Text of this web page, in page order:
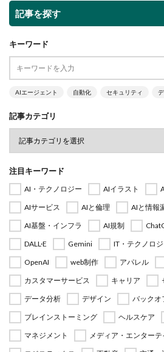
記事を探す
キーワード
AIエージェント 自動化 セキュリティ
記事カテゴリ
注目キーワード
AI・テクノロジー AIイラスト
AIサービス
AIと倫理 AIと情報
AI基盤・インフラ
AI規制
DALL·E
Gemini IT・テクノロ
OpenAI
web制作 アパレル
カスタマーサービス
キャリア
データ分析
デザイン
バックオ
ブレインストーミング
ヘルスケア
マネジメント
メディア・エンターテ